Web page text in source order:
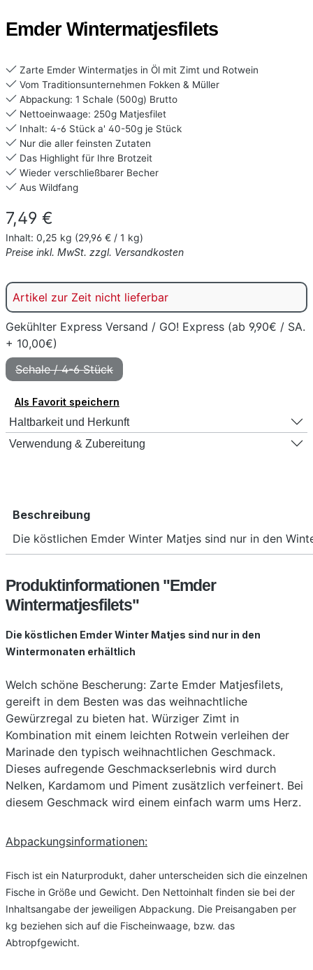
Emder Wintermatjesfilets
Zarte Emder Wintermatjes in Öl mit Zimt und Rotwein
Vom Traditionsunternehmen Fokken & Müller
Abpackung: 1 Schale (500g) Brutto
Nettoeinwaage: 250g Matjesfilet
Inhalt: 4-6 Stück a' 40-50g je Stück
Nur die aller feinsten Zutaten
Das Highlight für Ihre Brotzeit
Wieder verschließbarer Becher
Aus Wildfang
Regulärer Preis:
7,49 €
Inhalt: 0,25 kg (29,96 € / 1 kg)
Preise inkl. MwSt. zzgl. Versandkosten
Artikel zur Zeit nicht lieferbar
Gekühlter Express Versand / GO! Express (ab 9,90€ / SA.
+ 10,00€)
Schale / 4-6 Stück
(Diese Option ist zurzeit nicht verfügbar.)
Als Favorit speichern
Haltbarkeit und Herkunft
Verwendung & Zubereitung
Beschreibung
Die köstlichen Emder Winter Matjes sind nur in den
Produktinformationen "Emder
Wintermatjesfilets"
Die köstlichen Emder Winter Matjes sind nur in den
Wintermonaten erhältlich
Welch schöne Bescherung: Zarte Emder Matjesfilets,
gereift in dem Besten was das weihnachtliche
Gewürzregal zu bieten hat. Würziger Zimt in
Kombination mit einem leichten Rotwein verleihen der
Marinade den typisch weihnachtlichen Geschmack.
Dieses aufregende Geschmackserlebnis wird durch
Nelken, Kardamom und Piment zusätzlich verfeinert. Bei
diesem Geschmack wird einem einfach warm ums Herz.
Abpackungsinformationen:
Fisch ist ein Naturprodukt, daher unterscheiden sich die einzelnen
Fische in Größe und Gewicht. Den Nettoinhalt finden sie bei der
Inhaltsangabe der jeweiligen Abpackung. Die Preisangaben per
kg beziehen sich auf die Fischeinwaage, bzw. das
Abtropfgewicht.